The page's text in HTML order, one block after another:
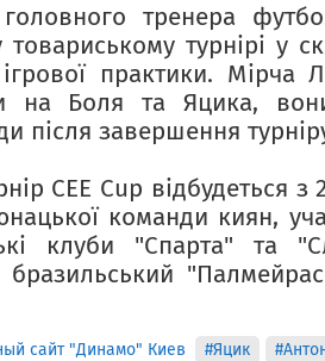
тренера
турнірі у
практики. Мірча
на Боля та Яцика,
після завершення
CEE Cup відбудеться
команди киян,
клуби "Спарта" та
бразильський
сайт "Динамо" Киев #Яцик